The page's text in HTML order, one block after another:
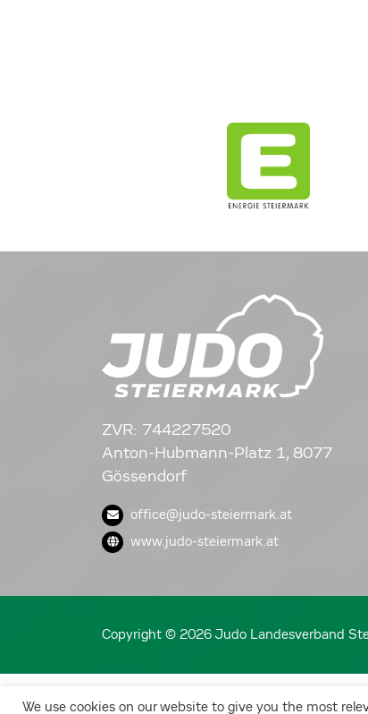
We use cookies on our website to give you the most
ZVR: 744227520
Anton-Hubmann-Platz 1, 8077
Gössendorf
office@judo-steiermark.at
www.judo-steiermark.at
Copyright © 2026 Judo Landesverband